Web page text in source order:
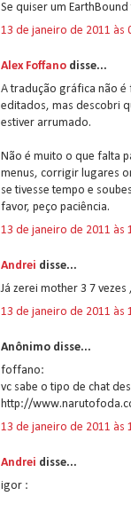
Se quiser um
13 de janeiro de 2011 às
Alex Foffano disse...
A tradução gráfica não
editados, mas descobri
estiver arrumado.
Não é muito o que falta
menus, corrigir lugares
se tivesse tempo e
favor, peço paciência.
13 de janeiro de 2011 às
Andrei disse...
Já zerei mother 3 7
13 de janeiro de 2011 às
Anônimo disse...
foffano:
vc sabe o tipo de chat
http://
13 de janeiro de 2011 às
Andrei disse...
igor :